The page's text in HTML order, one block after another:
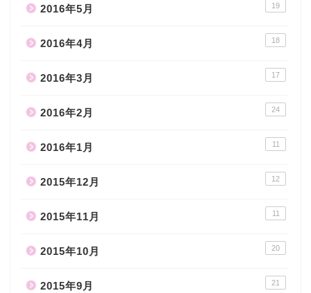
2016年5月 19
2016年4月 18
2016年3月 17
2016年2月 24
2016年1月 11
2015年12月 12
2015年11月 11
2015年10月 20
2015年9月 21